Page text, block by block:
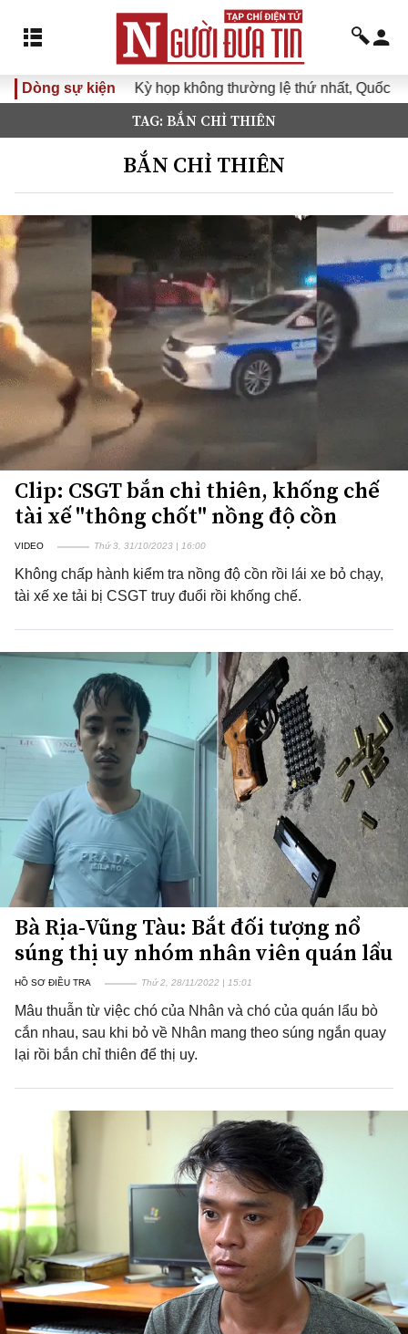
Dòng sự kiệnKỳ họp không thường lệ thứ nhất, Quốc hội
TAG: BẮN CHỈ THIÊN
BẮN CHỈ THIÊN
Clip: CSGT bắn chỉ thiên, khống chế
tài xế "thông chốt" nồng độ cồn
VIDEO Thứ 3, 31/10/2023 | 16:00
Không chấp hành kiểm tra nồng độ cồn rồi lái xe bỏ chạy,
tài xế xe tải bị CSGT truy đuổi rồi khống chế.
Bà Rịa-Vũng Tàu: Bắt đối tượng nổ
súng thị uy nhóm nhân viên quán lẩu
HỒ SƠ ĐIỀU TRA Thứ 2, 28/11/2022 | 15:01
Mâu thuẫn từ việc chó của Nhân và chó của quán lẩu bò
cắn nhau, sau khi bỏ về Nhân mang theo súng ngắn quay
lại rồi bắn chỉ thiên để thị uy.